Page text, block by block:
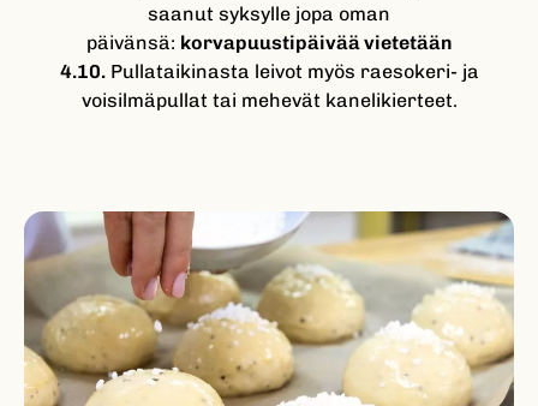
saanut syksylle jopa oman
päivänsä: korvapuustipäivää vietetään
4.10.Pullataikinasta leivot myös raesokeri- ja
voisilmäpullat tai mehevät kanelikierteet.